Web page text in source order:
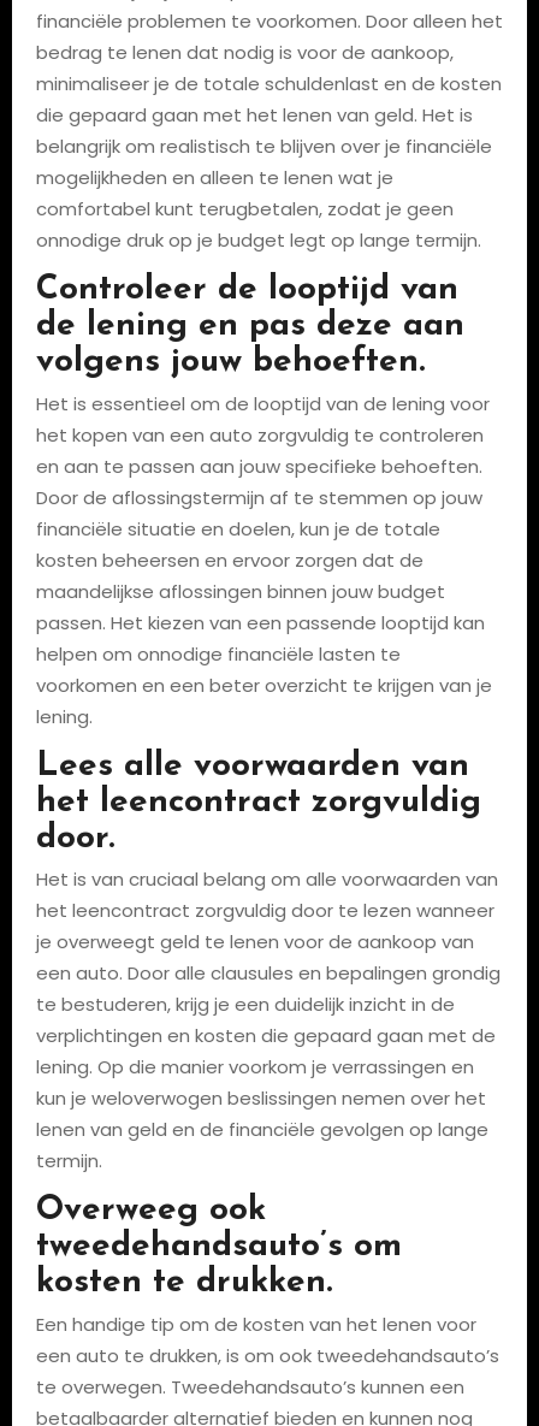
financiële problemen te voorkomen. Door alleen het
bedrag te lenen dat nodig is voor de aankoop,
minimaliseer je de totale schuldenlast en de kosten
die gepaard gaan met het lenen van geld. Het is
belangrijk om realistisch te blijven over je financiële
mogelijkheden en alleen te lenen wat je
comfortabel kunt terugbetalen, zodat je geen
onnodige druk op je budget legt op lange termijn.
Controleer de looptijd van
de lening en pas deze aan
volgens jouw behoeften.
Het is essentieel om de looptijd van de lening voor
het kopen van een auto zorgvuldig te controleren
en aan te passen aan jouw specifieke behoeften.
Door de aflossingstermijn af te stemmen op jouw
financiële situatie en doelen, kun je de totale
kosten beheersen en ervoor zorgen dat de
maandelijkse aflossingen binnen jouw budget
passen. Het kiezen van een passende looptijd kan
helpen om onnodige financiële lasten te
voorkomen en een beter overzicht te krijgen van je
lening.
Lees alle voorwaarden van
het leencontract zorgvuldig
door.
Het is van cruciaal belang om alle voorwaarden van
het leencontract zorgvuldig door te lezen wanneer
je overweegt geld te lenen voor de aankoop van
een auto. Door alle clausules en bepalingen grondig
te bestuderen, krijg je een duidelijk inzicht in de
verplichtingen en kosten die gepaard gaan met de
lening. Op die manier voorkom je verrassingen en
kun je weloverwogen beslissingen nemen over het
lenen van geld en de financiële gevolgen op lange
termijn.
Overweeg ook
tweedehandsauto’s om
kosten te drukken.
Een handige tip om de kosten van het lenen voor
een auto te drukken, is om ook tweedehandsauto’s
te overwegen. Tweedehandsauto’s kunnen een
betaalbaarder alternatief bieden en kunnen nog